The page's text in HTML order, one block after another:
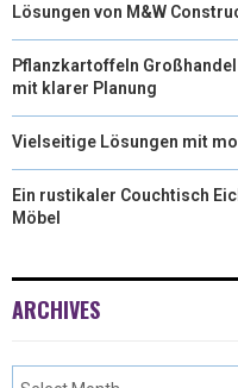
Lösungen von M&W
Pflanzkartoffeln
mit klarer Planung
Vielseitige Lösungen mit
Ein rustikaler Couchtisch
Möbel
ARCHIVES